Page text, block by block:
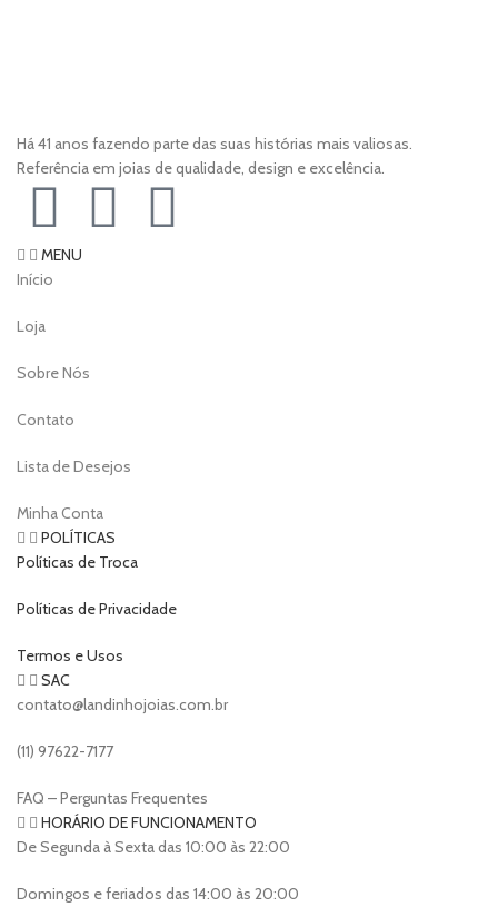
Há 41 anos fazendo parte das suas histórias mais valiosas.
Referência em joias de qualidade, design e excelência.
MENU
Início
Loja
Sobre Nós
Contato
Lista de Desejos
Minha Conta
POLÍTICAS
Políticas de Troca
Políticas de Privacidade
Termos e Usos
SAC
contato@landinhojoias.com.br
(11) 97622-7177
FAQ – Perguntas Frequentes
HORÁRIO DE FUNCIONAMENTO
De Segunda à Sexta das 10:00 às 22:00
Domingos e feriados das 14:00 às 20:00